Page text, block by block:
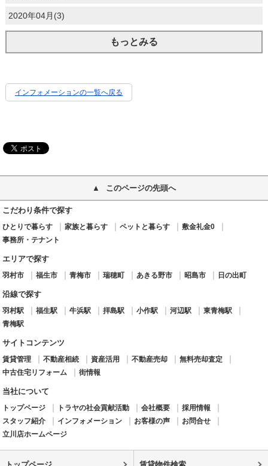
2020年04月(3)
もっとみる
インフォメーションの一覧へ戻る
このページの先頭へ
こだわり条件で探す
ひとりで暮らす 家族と暮らす ペットと暮らす
敷金礼金0
事務所・テナント
エリアで探す
羽村市 福生市 青梅市 瑞穂町 あきる野市 昭島市 日の出町
沿線で探す
羽村駅 福生駅 牛浜駅 拝島駅 小作駅 河辺駅
東青梅駅
青梅駅
サイトコンテンツ
賃貸管理 不動産相続 資産活用 不動産売却
無料売却査定
中古住宅リフォーム
街情報
当社について
トップページ トラヤの社会貢献活動 会社概要
採用情報
スタッフ紹介
インフォメーション お客様の声
お問合せ
立川店ホームページ